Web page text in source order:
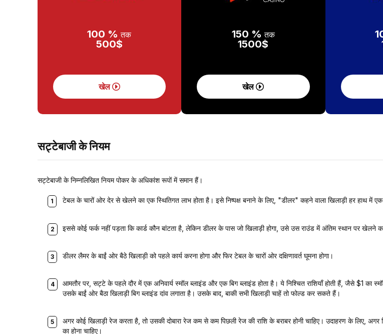
100 %तक
500$
खेल
150 %तक
1500$
खेल
सट्टेबाजी के नियम
सट्टेबाजी के निम्नलिखित नियम पोकर के अधिकांश रूपों में समान हैं।
टेबल के चारों ओर देर से खेलने का एक स्थितिगत लाभ होता है। इसे निष्पक्ष बनाने के लिए, "डीलर" कहने वाला खिलाड़ी हर हाथ में एक
इससे कोई फर्क नहीं पड़ता कि कार्ड कौन बांटता है, लेकिन डीलर के पास जो खिलाड़ी होगा, उसे उस राउंड में अंतिम स्थान पर खेलने
डीलर लैमर के बाईं ओर बैठे खिलाड़ी को पहले कार्य करना होगा और फिर टेबल के चारों ओर दक्षिणावर्त घूमना होगा।
आमतौर पर, सट्टे के पहले दौर में एक अनिवार्य स्मॉल ब्लाइंड और एक बिग ब्लाइंड होता है। ये निश्चित राशियाँ होती हैं, जैसे $1 का
उसके बाईं ओर बैठा खिलाड़ी बिग ब्लाइंड दांव लगाता है। उसके बाद, बाकी सभी खिलाड़ी चाहें तो फोल्ड कर सकते हैं।
अगर कोई खिलाड़ी रेज करता है, तो उसकी दोबारा रेज कम से कम पिछली रेज की राशि के बराबर होनी चाहिए। उदाहरण के लिए,
का होना चाहिए।